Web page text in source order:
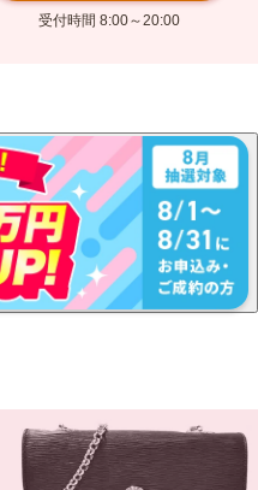
受付時間 8:00～20:00